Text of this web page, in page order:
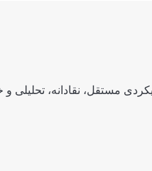
مستقل، نقادانه، تحلیلی و